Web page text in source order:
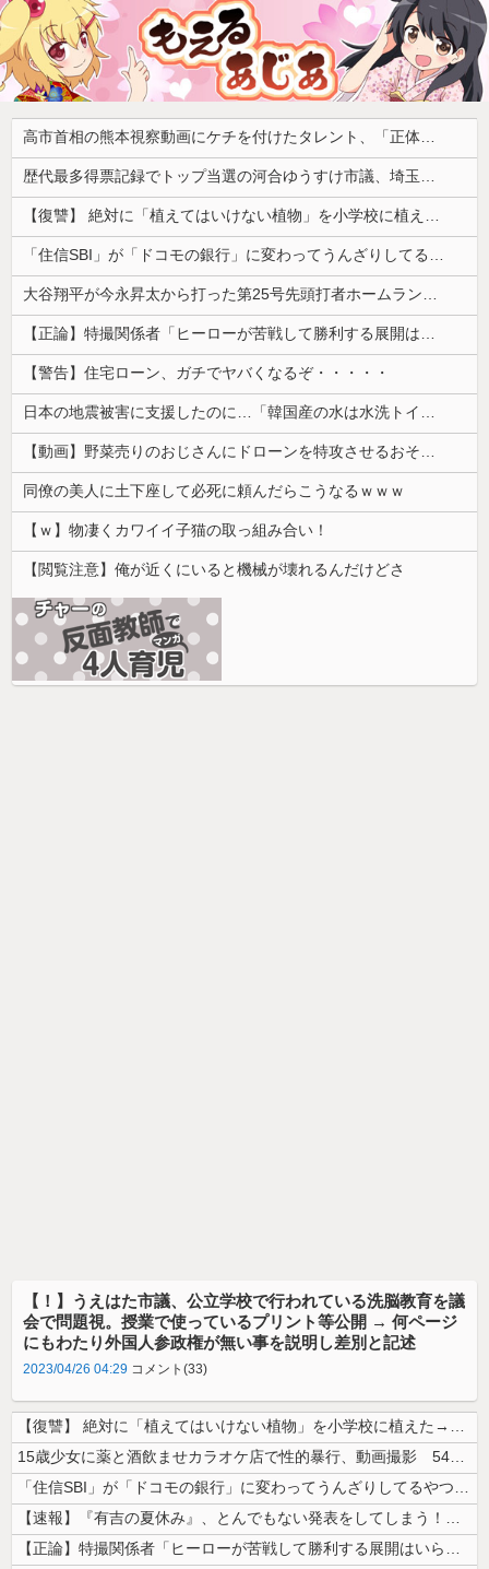
高市首相の熊本視察動画にケチを付けたタレント、「正体バレバレよな」と黒電話の呼び方であっさりと……
歴代最多得票記録でトップ当選の河合ゆうすけ市議、埼玉知事選（来年８月）に立候補表明！「埼玉県の外国人問題を解決するには、知事選で保守の政治家が立ち上がるしかない」保守一本化を訴え
【復讐】 絶対に「植えてはいけない植物」を小学校に植えた→20年経って見に行くと…「！？」衝撃の光景が・・・
「住信SBI」が「ドコモの銀行」に変わってうんざりしてるやつｗｗｗｗｗｗｗ
大谷翔平が今永昇太から打った第25号先頭打者ホームランに全米騒然！←「トモダチから打つのが好きだね」（海外の反応）
【正論】特撮関係者「ヒーローが苦戦して勝利する展開はいらない。それで特撮は凋落した」
【警告】住宅ローン、ガチでヤバくなるぞ・・・・・
日本の地震被害に支援したのに…「韓国産の水は水洗トイレに」
【動画】野菜売りのおじさんにドローンを特攻させるおそロシア。
同僚の美人に土下座して必死に頼んだらこうなるｗｗｗ
【ｗ】物凄くカワイイ子猫の取っ組み合い！
【閲覧注意】俺が近くにいると機械が壊れるんだけどさ
【！】うえはた市議、公立学校で行われている洗脳教育を議
会で問題視。授業で使っているプリント等公開 → 何ページ
にもわたり外国人参政権が無い事を説明し差別と記述
2023/04/26 04:29 コメント(33)
【復讐】 絶対に「植えてはいけない植物」を小学校に植えた→20年経って...
15歳少女に薬と酒飲ませカラオケ店で性的暴行、動画撮影 54歳無職を再...
「住信SBI」が「ドコモの銀行」に変わってうんざりしてるやつｗｗｗｗｗ...
【速報】『有吉の夏休み』、とんでもない発表をしてしまう！！！！！
【正論】特撮関係者「ヒーローが苦戦して勝利する展開はいらない。それで特...